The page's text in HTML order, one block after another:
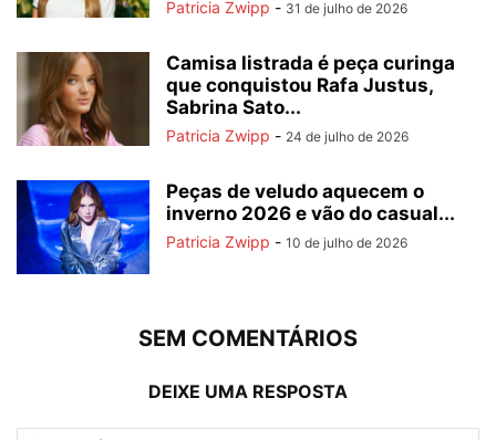
Patricia Zwipp - 31 de julho de 2026
Camisa listrada é peça curinga
que conquistou Rafa Justus,
Sabrina Sato...
Patricia Zwipp - 24 de julho de 2026
Peças de veludo aquecem o
inverno 2026 e vão do casual...
Patricia Zwipp - 10 de julho de 2026
SEM COMENTÁRIOS
DEIXE UMA RESPOSTA